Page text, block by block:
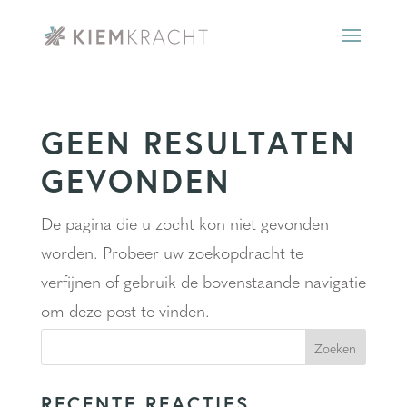
GEEN RESULTATEN
GEVONDEN
De pagina die u zocht kon niet gevonden
worden. Probeer uw zoekopdracht te
verfijnen of gebruik de bovenstaande navigatie
om deze post te vinden.